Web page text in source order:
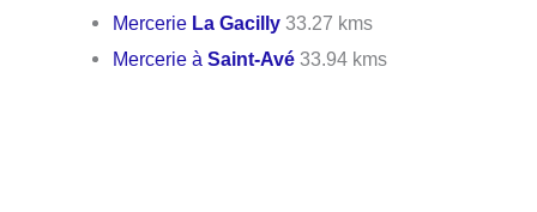
Mercerie La Gacilly 33.27 kms
Mercerie àSaint-Avé 33.94 kms